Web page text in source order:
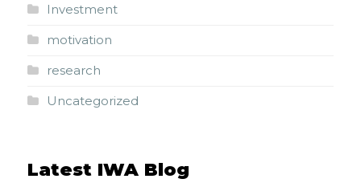
Investment
motivation
research
Uncategorized
Latest IWA Blog